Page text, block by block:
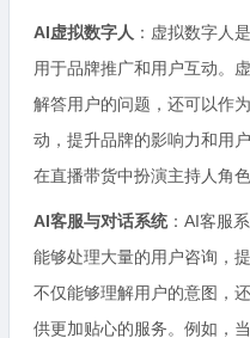
AI虚拟数字人 ：虚拟数字人
用于品牌推广和用户互动。
解答用户的问题，还可以作
动，提升品牌的影响力和用
在直播带货中扮演主持人角
AI客服与对话系统：AI客服
能够处理大量的用户咨询，
不仅能够理解用户的意图，
供更加贴心的服务。例如，